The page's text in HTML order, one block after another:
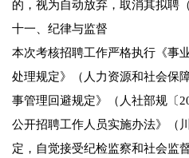
的，视为自动放弃，取消其拟聘
十一、纪律与监督
本次考核招聘工作严格执行《事
处理规定》（人力资源和社会保
事管理回避规定》（人社部规〔
公开招聘工作人员实施办法》（
定，自觉接受纪检监察和社会监